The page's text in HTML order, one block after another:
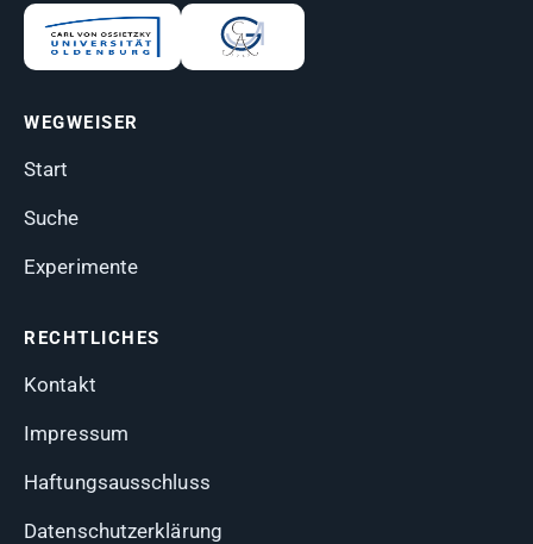
WEGWEISER
Start
Suche
Experimente
RECHTLICHES
Kontakt
Impressum
Haftungsausschluss
Datenschutzerklärung